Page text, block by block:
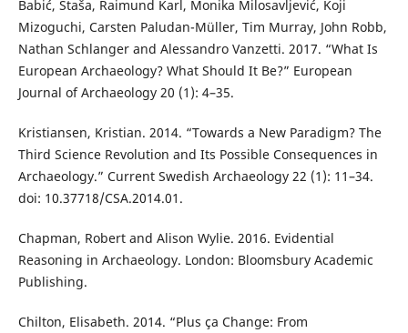
Babić, Staša, Raimund Karl, Monika Milosavljević, Koji
Mizoguchi, Carsten Paludan-Müller, Tim Murray, John Robb,
Nathan Schlanger and Alessandro Vanzetti. 2017. “What Is
European Archaeology? What Should It Be?” European
Journal of Archaeology 20 (1): 4–35.
Kristiansen, Kristian. 2014. “Towards a New Paradigm? The
Third Science Revolution and Its Possible Consequences in
Archaeology.” Current Swedish Archaeology 22 (1): 11–34.
doi: 10.37718/CSA.2014.01.
Chapman, Robert and Alison Wylie. 2016. Evidential
Reasoning in Archaeology. London: Bloomsbury Academic
Publishing.
Chilton, Elisabeth. 2014. “Plus ça Change: From